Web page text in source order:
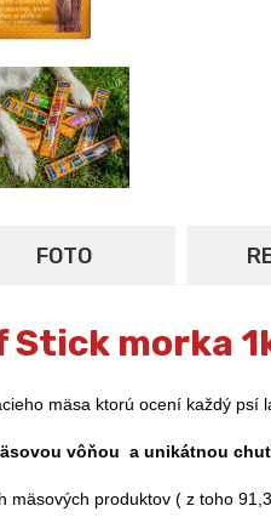
FOTO
morka
mäsa ktorú ocení každý psí
vôňou a unikátnou
mäsových produktov ( z toho